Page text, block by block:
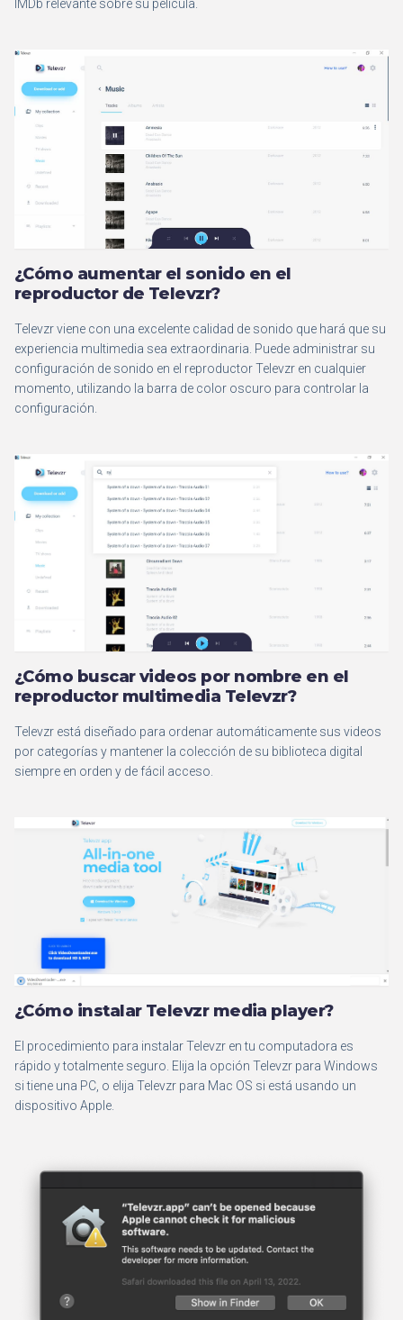
IMDb relevante sobre su película.
¿Cómo aumentar el sonido en el
reproductor de Televzr?
Televzr viene con una excelente calidad de sonido que hará que su
experiencia multimedia sea extraordinaria. Puede administrar su
configuración de sonido en el reproductor Televzr en cualquier
momento, utilizando la barra de color oscuro para controlar la
configuración.
¿Cómo buscar videos por nombre en el
reproductor multimedia Televzr?
Televzr está diseñado para ordenar automáticamente sus videos
por categorías y mantener la colección de su biblioteca digital
siempre en orden y de fácil acceso.
¿Cómo instalar Televzr media player?
El procedimiento para instalar Televzr en tu computadora es
rápido y totalmente seguro. Elija la opción Televzr para Windows
si tiene una PC, o elija Televzr para Mac OS si está usando un
dispositivo Apple.